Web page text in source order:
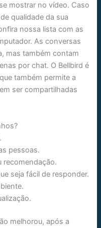
mostrar no vídeo. Caso
qualidade da sua
nossa lista com as
As conversas
mas também contam
por chat. O Bellbird é
também permite a
ser compartilhadas
pessoas.
recomendação.
seja fácil de responder.
melhorou, após a